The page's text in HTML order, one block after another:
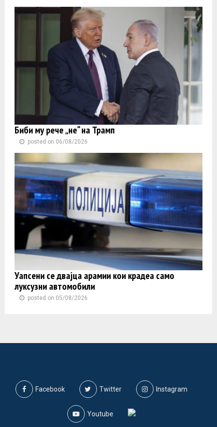
Биби му рече „не“ на Трамп
posted on 06/08/2026
Уапсени се двајца арамии кои крадеа само
луксузни автомобили
posted on 05/08/2026
Facebook Twitter Instagram
Youtube